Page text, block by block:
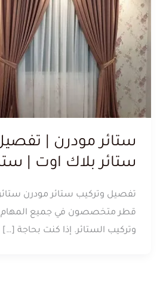
ستائر مودرن |
ستائر بلاك اوت |
تفصيل وتركيب ستائر مودرن
قطر متخصصون في جميع المهام
وتركيب الستائر. إذا كنت بحاجة […]